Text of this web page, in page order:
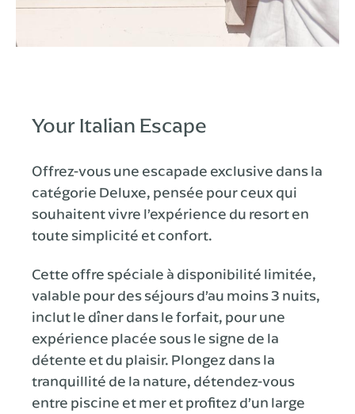
Your Italian Escape
Offrez-vous une escapade exclusive dans la
catégorie Deluxe, pensée pour ceux qui
souhaitent vivre l’expérience du resort en
toute simplicité et confort.
Cette offre spéciale à disponibilité limitée,
valable pour des séjours d’au moins 3 nuits,
inclut le dîner dans le forfait, pour une
expérience placée sous le signe de la
détente et du plaisir. Plongez dans la
tranquillité de la nature, détendez-vous
entre piscine et mer et profitez d’un large